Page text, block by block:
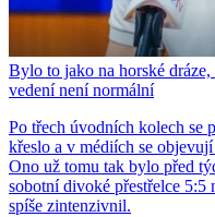
Bylo to jako na horské
vedení není normální
Po třech úvodních kolech se
křeslo a v médiích se
Ono už tomu tak bylo před
sobotní divoké přestřelce 5:5
spíše zintenzivnil.